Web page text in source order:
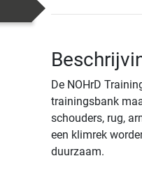
De NOHrD
trainingsbank
schouders, rug,
een klimrek
duurzaam.